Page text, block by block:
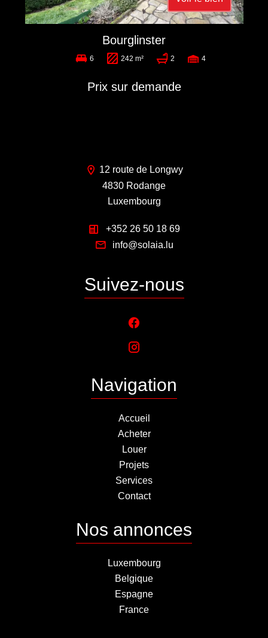
Bourglinster
6 242 m² 2 4
Prix sur demande
12 route de Longwy
4830 Rodange
Luxembourg
+352 26 50 18 69
info@solaia.lu
Suivez-nous
Navigation
Accueil
Acheter
Louer
Projets
Services
Contact
Nos annonces
Luxembourg
Belgique
Espagne
France